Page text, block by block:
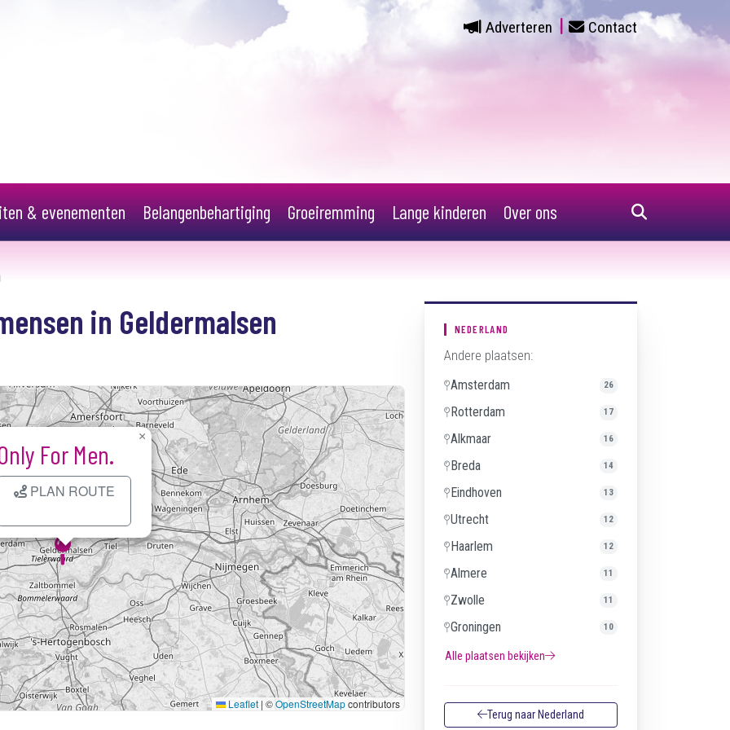
Adverteren Contact
& evenementen Belangenbehartiging Groeiremming Lange kinderen Over ons
in Geldermalsen
Kaart laden...
For Men.
PLAN ROUTE
×
Leaflet | ©OpenStreetMapcontributors
NEDERLAND
Andere plaatsen:
Amsterdam 26
Rotterdam 17
Alkmaar 16
Breda 14
Eindhoven 13
Utrecht 12
Haarlem 12
Almere 11
Zwolle 11
Groningen 10
Alle plaatsen bekijken
Terug naar Nederland